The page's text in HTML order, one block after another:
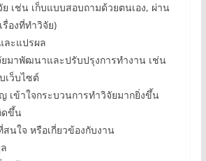
เช่น เก็บแบบสอบถามด้วยตนเอง, ผ่าน
องที่ทำวิจัย)
ละแปรผล
ยมาพัฒนาและปรับปรุงการทำงาน เช่น
เว็บไซต์
เข้าใจกระบวนการทำวิจัยมากยิ่งขึ้น
ดขึ้น
สนใจ หรือเกี่ยวข้องกับงาน